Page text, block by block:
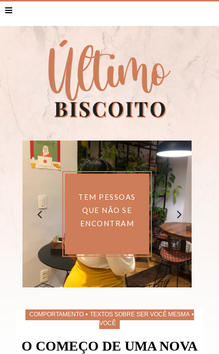
≡
TEM PESSOAS
QUE NÃO SE
ENCONTRAM
COMPORTAMENTO• TEXTOS SOBRE SER VOCÊ MESMA•
VOCÊ
O COMEÇO DE UMA NOVA